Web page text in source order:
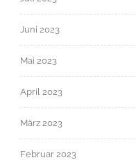
Juni 2023
Mai 2023
April 2023
März 2023
Februar 2023